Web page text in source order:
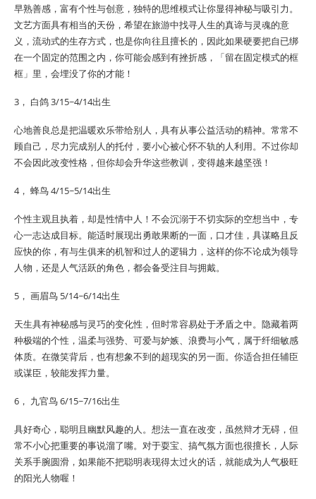
早熟善感，富有个性与创意，独特的思维模式让你显得神秘与吸引力。
文艺方面具有相当的天份，希望在旅游中找寻人生的真谛与灵魂的意
义，流动式的生存方式，也是你向往且擅长的，因此如果硬要把自已绑
在一个固定的范围之内，你可能会感到有挫折感，「留在固定模式的框
框」里，会埋没了你的才能！
3， 白鸽 3/15~4/14出生
心地善良总是把温暖欢乐带给别人，具有从事公益活动的精神。常常不
顾自己，尽力完成别人的托付，要小心被心怀不轨的人利用。不过你却
不会因此改变性格，但你却会升华这些教训，变得越来越坚强！
4， 蜂鸟 4/15~5/14出生
个性主观且执着，却是性情中人！不会沉溺于不切实际的空想当中，专
心一志达成目标。能适时展现出勇敢果断的一面，口才佳，具谋略且反
应快的你，有与生俱来的机智和过人的逻辑力，这样的你不论成为领导
人物，还是人气活跃的角色，都会备受注目与拥戴。
5， 画眉鸟 5/14~6/14出生
天生具有神秘感与灵巧的变化性，但时常容易处于矛盾之中。隐藏着两
种极端的个性，温柔与强势、可爱与妒嫉、浪费与小气，属于纤细敏感
体质。在微笑背后，也有想象不到的超现实的另一面。你适合担任辅臣
或谋臣，较能发挥力量。
6， 九官鸟 6/15~7/16出生
具好奇心，聪明且幽默风趣的人。想法一直在改变，虽然辩才无碍，但
常不小心把重要的事说溜了嘴。对于耍宝、搞气氛方面也很擅长，人际
关系手腕圆滑，如果能不把聪明表现得太过火的话，就能成为人气极旺
的阳光人物喔！